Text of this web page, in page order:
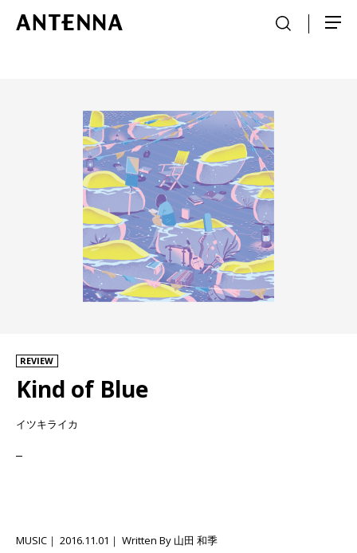
REVIEW
Kind of Blue
イツキライカ
MUSIC 2016.11.01 Written By 山田 和季